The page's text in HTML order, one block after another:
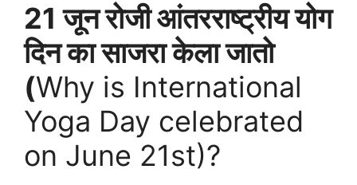
21 जून रोजी आंतरराष्ट्रीय योग
दिन का साजरा केला जातो
(Why is International
Yoga Day celebrated
on June 21st)?